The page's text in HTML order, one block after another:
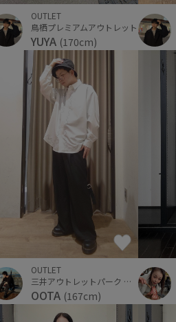
OUTLET
鳥栖プレミアムアウトレット
YUYA (170cm)
OUTLET
三井アウトレットパーク 横浜ベイサイド
OOTA (167cm)